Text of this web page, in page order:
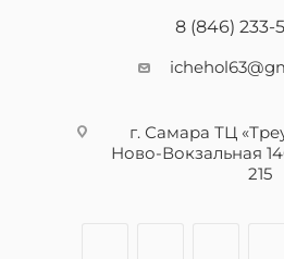
8 (846) 233-
г. Самара ТЦ
Ново-Вокзальная
215